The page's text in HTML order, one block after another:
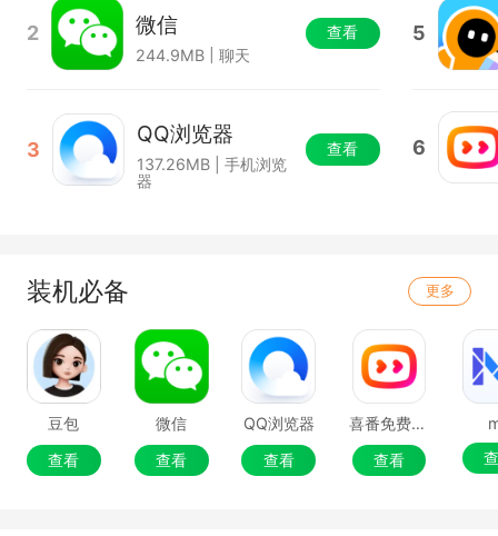
2 微信
244.9MB | 聊天
查看
3
QQ浏览器
137.26MB | 手机浏览
器
查看
5
6
装机必备 更多
豆包
查看
微信
查看
QQ浏览器
查看
喜番免费短剧
查看